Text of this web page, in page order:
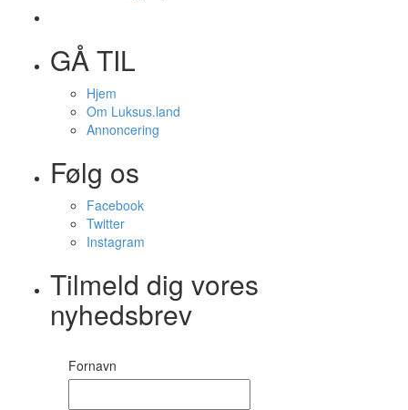
GÅ TIL
Hjem
Om Luksus.land
Annoncering
Følg os
Facebook
Twitter
Instagram
Tilmeld dig vores
nyhedsbrev
Fornavn